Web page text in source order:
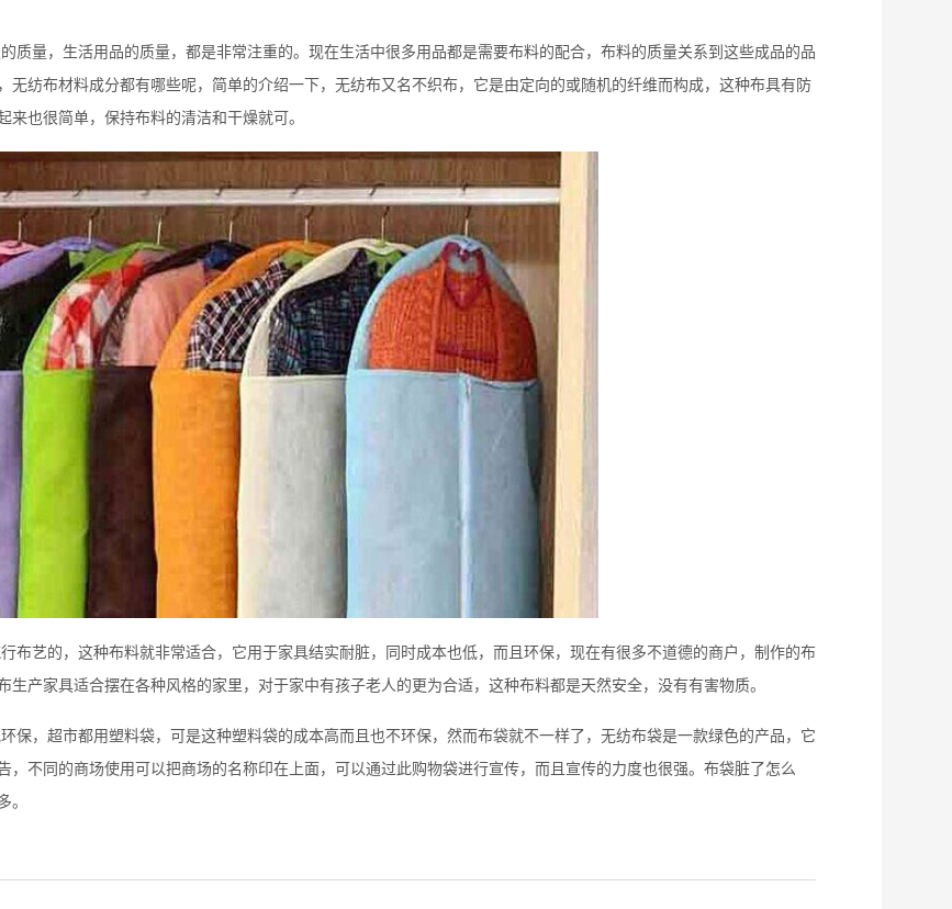
量，生活用品的质量，都是非常注重的。现在生活中很多用品都是需要布料的配合，布料的质量关系到这些成品的品
纺布材料成分都有哪些呢，简单的介绍一下，无纺布又名不织布，它是由定向的或随机的纤维而构成，这种布具有防
也很简单，保持布料的清洁和干燥就可。
艺的，这种布料就非常适合，它用于家具结实耐脏，同时成本也低，而且环保，现在有很多不道德的商户，制作的布
产家具适合摆在各种风格的家里，对于家中有孩子老人的更为合适，这种布料都是天然安全，没有有害物质。
，超市都用塑料袋，可是这种塑料袋的成本高而且也不环保，然而布袋就不一样了，无纺布袋是一款绿色的产品，它
不同的商场使用可以把商场的名称印在上面，可以通过此购物袋进行宣传，而且宣传的力度也很强。布袋脏了怎么